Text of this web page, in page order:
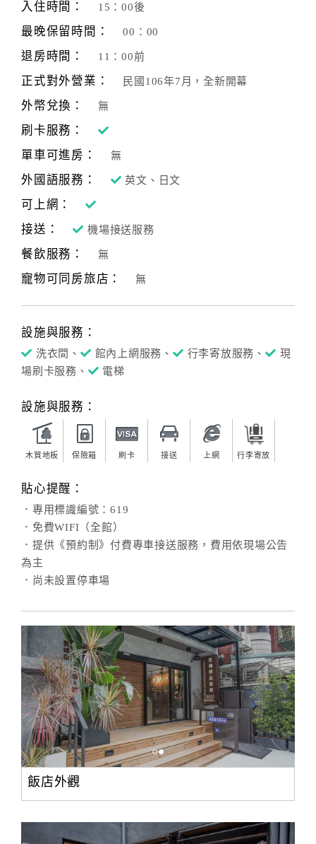
入住時間： 15：00後
最晚保留時間： 00：00
退房時間： 11：00前
正式對外營業： 民國106年7月，全新開幕
外幣兌換： 無
刷卡服務：
單車可進房：
無
外國語服務： 英文、日文
可上網：
接送：
機場接送服務
餐飲服務： 無
寵物可同房旅店： 無
設施與服務：
洗衣間、 館內上網服務、 行李寄放服務、
現
場刷卡服務、
電梯
設施與服務：
木質地板 保險箱 刷卡 接送 上網 行李寄放
貼心提醒：
．專用標識編號：619
．免費WIFI（全館）
．提供《預約制》付費專車接送服務，費用依現場公告
為主
．尚未設置停車場
飯店外觀